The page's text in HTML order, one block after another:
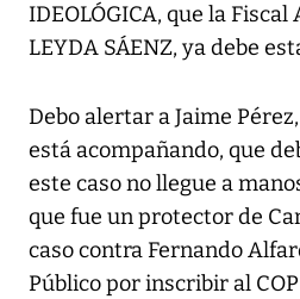
IDEOLÓGICA, que la
LEYDA SÁENZ, ya debe
Debo alertar a Jaime
está acompañando, que
este caso no llegue a
que fue un protector de
caso contra Fernando
Público por inscribir al